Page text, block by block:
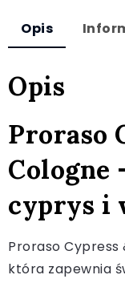
Opis
Opis
Proraso
Cologne
cyprys i
Proraso
która zapewnia